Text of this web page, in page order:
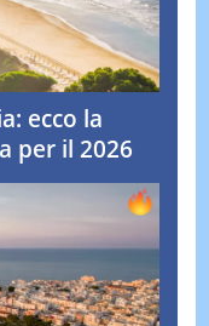
ecco la
per il 2026